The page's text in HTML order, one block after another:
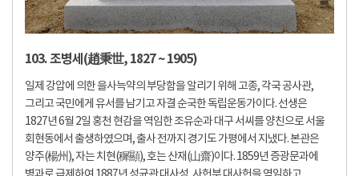
103. 조병세(趙秉世, 1827 ~ 1905)
일제 강압에 의한 을사늑약의 부당함을 알리기 위해 고종, 각국 공사관,
그리고 국민에게 유서를 남기고 자결 순국한 독립운동가이다. 선생은
1827년 6월 2일 홍천 현감을 역임한 조유순과 대구 서씨를 양친으로 서울
회현동에서 출생하였으며, 출사 전까지 경기도 가평에서 지냈다. 본관은
양주(楊州), 자는 치현(穉顯), 호는 산재(山齋)이다. 1859년 증광문과에